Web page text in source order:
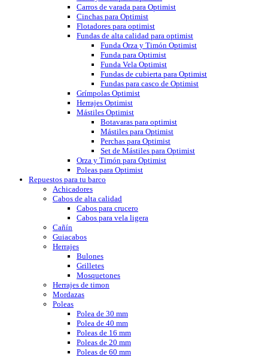
Carros de varada para Optimist
Cinchas para Optimist
Flotadores para optimist
Fundas de alta calidad para optimist
Funda Orza y Timón Optimist
Funda para Optimist
Funda Vela Optimist
Fundas de cubierta para Optimist
Fundas para casco de Optimist
Grímpolas Optimist
Herrajes Optimist
Mástiles Optimist
Botavaras para optimist
Mástiles para Optimist
Perchas para Optimist
Set de Mástiles para Optimist
Orza y Timón para Optimist
Poleas para Optimist
Repuestos para tu barco
Achicadores
Cabos de alta calidad
Cabos para crucero
Cabos para vela ligera
Cañín
Guiacabos
Herrajes
Bulones
Grilletes
Mosquetones
Herrajes de timon
Mordazas
Poleas
Polea de 30 mm
Polea de 40 mm
Poleas de 16 mm
Poleas de 20 mm
Poleas de 60 mm